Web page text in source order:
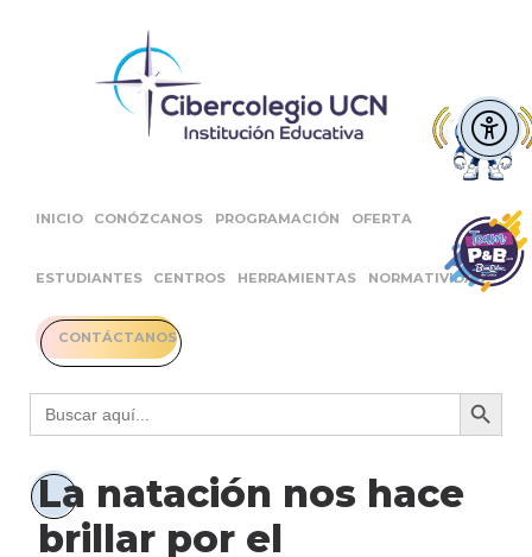
INICIO CONÓZCANOS PROGRAMACIÓN OFERTA
ESTUDIANTES CENTROS HERRAMIENTAS NORMATIVIDAD
CONTÁCTANOS
Buscar: Botón
La natación nos hace
brillar por el